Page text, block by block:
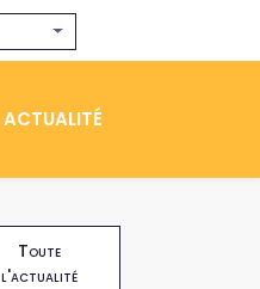
ACTUALITÉ
Toute
l'actualité